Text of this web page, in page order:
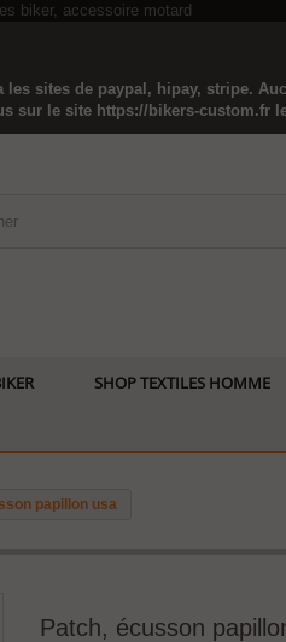
les sites de paypal, hipay, stripe.
sur le site https://bikers-custom.fr
SHOP TEXTILES HOMME
papillon usa
Patch, écusson